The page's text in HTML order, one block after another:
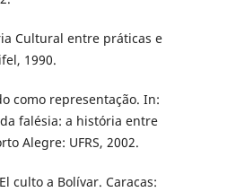
Cultural entre práticas e
1990.
como representação. In:
da falésia: a história entre
Alegre: UFRS, 2002.
culto a Bolívar. Caracas: